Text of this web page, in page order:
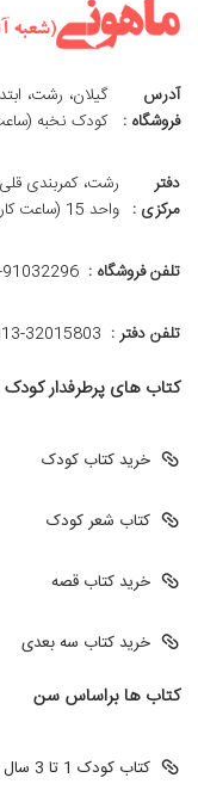
آدرس
فروشگاه :
گیلان، رشت،
کودک نخبه (ساعت کاری 8
دفتر
مرکزی :
رشت، کمربندی
واحد 15 (ساعت کاری 8 صبح الی 13)
تلفن فروشگاه :
تلفن دفتر : 013-32015803 و 32015804-
کتاب های پرطرفدار کودک
خرید کتاب کودک
کتاب شعر کودک
خرید کتاب قصه
خرید کتاب سه بعدی
کتاب ها براساس سن
کتاب کودک 1 تا 3 سال